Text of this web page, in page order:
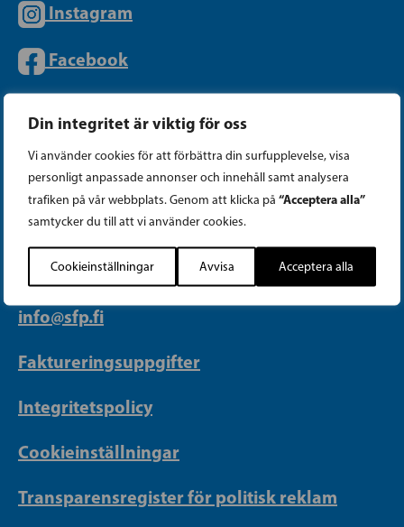
Din integritet är viktig för oss
Vi använder cookies för att förbättra din surfupplevelse, visa
personligt anpassade annonser och innehåll samt analysera
trafiken på vår webbplats. Genom att klicka på “Acceptera alla”
samtycker du till att vi använder cookies.
Cookieinställningar Avvisa Acceptera alla
Instagram
Facebook
PARTIKANSLIET
Telefon (09) 693 070
PB 430, 00101 Helsingfors
Georgsgatan 27, 00100 Helsingfors
info@sfp.fi
Faktureringsuppgifter
Integritetspolicy
Cookieinställningar
Transparensregister för politisk reklam